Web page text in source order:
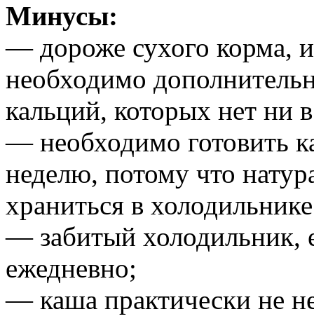
Минусы:
— дороже сухого корма,
необходимо
кальций, которых нет ни
— необходимо готовить
неделю, потому что
храниться в
— забитый холодильник,
ежедневно;
— каша практически не